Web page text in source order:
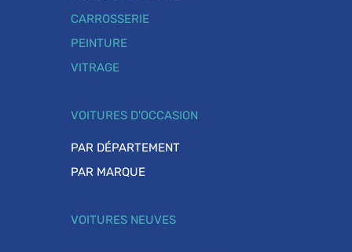
CARROSSERIE
PEINTURE
VITRAGE
VOITURES D'OCCASION
PAR DÉPARTEMENT
PAR MARQUE
VOITURES NEUVES